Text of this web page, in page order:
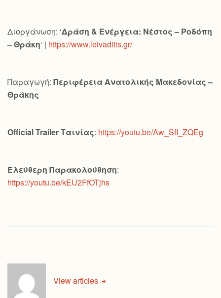
Διοργάνωση: ‘Δράση & Ενέργεια: Νέστος – Ροδόπη
– Θράκη‘ | https://www.leivaditis.gr/
Παραγωγή: Περιφέρεια Ανατολικής Μακεδονίας –
Θράκης
OfficialTrailerΤαινίας: https://youtu.be/Aw_SfI_ZQEg
Ελεύθερη Παρακολούθηση:
https://youtu.be/kEU2FfOTjhs
View articles